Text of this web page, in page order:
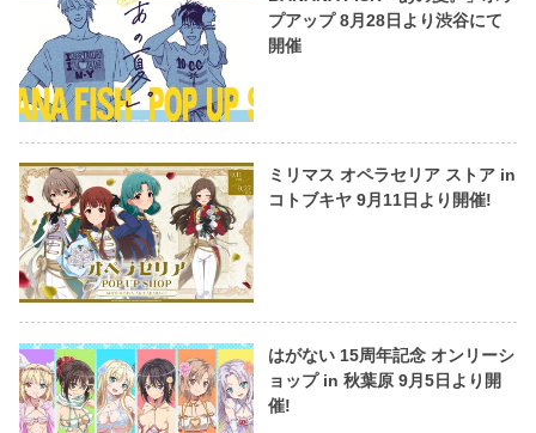
プアップ 8月28日より渋谷にて
開催
ミリマス オペラセリア ストア in
コトブキヤ 9月11日より開催!
はがない 15周年記念 オンリーシ
ョップ in 秋葉原 9月5日より開
催!